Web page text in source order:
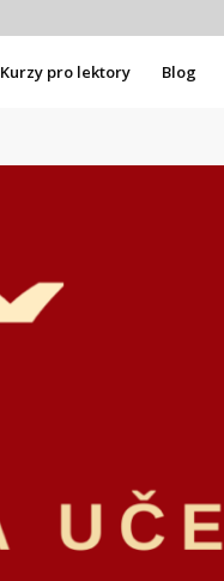
Kurzy pro lektory Blog